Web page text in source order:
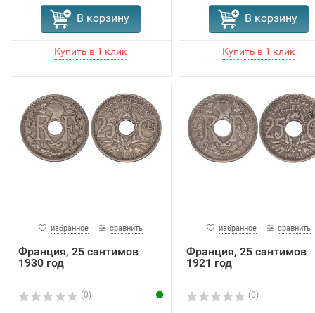
В корзину В корзину
избранное сравнить
Франция, 25 сантимов
1930 год
(0)
избранное сравнить
Франция, 25 сантимов
1921 год
(0)